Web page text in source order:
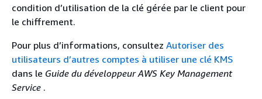
condition d’utilisation de la clé gérée par le client pour
le chiffrement.
Pour plus d’informations, consultez Autoriser des
utilisateurs d’autres comptes à utiliser une clé KMS
dans le Guide du développeur AWS Key Management
Service .